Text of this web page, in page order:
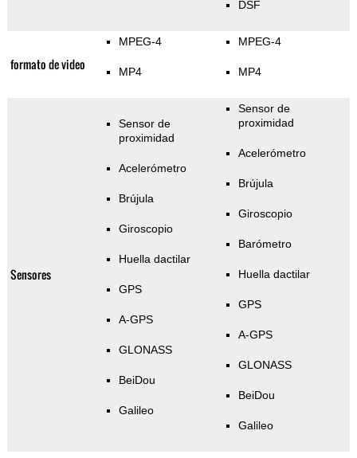
DSF
formato de video
MPEG-4
MP4
MPEG-4
MP4
Sensores
Sensor de
proximidad
Acelerómetro
Brújula
Giroscopio
Huella dactilar
GPS
A-GPS
GLONASS
BeiDou
Galileo
Sensor de
proximidad
Acelerómetro
Brújula
Giroscopio
Barómetro
Huella dactilar
GPS
A-GPS
GLONASS
BeiDou
Galileo